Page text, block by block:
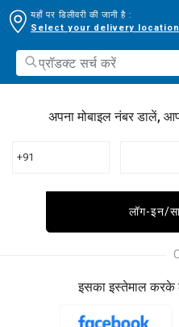
यहाँ पर डिलीवरी की जानी है :
Select your delivery location
अपना मोबाइल नंबर डालें,
+91
लॉग-इन/
इसका इस्तेमाल